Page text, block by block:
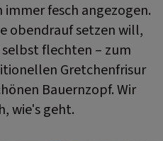
fesch angezogen.
obendrauf setzen will,
flechten – zum
Gretchenfrisur
Bauernzopf. Wir
wie's geht.